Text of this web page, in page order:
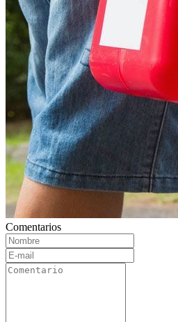
Comentarios